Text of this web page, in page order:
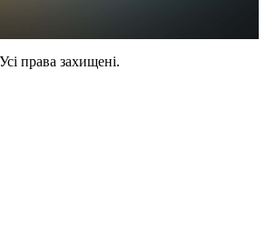
права захищені.